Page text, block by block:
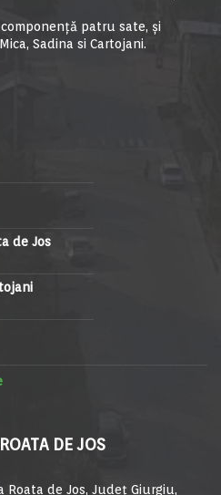
patru sate, și
Sadina si Cartojani.
de Jos
DE JOS
Roata de Jos, Județ Giurgiu,